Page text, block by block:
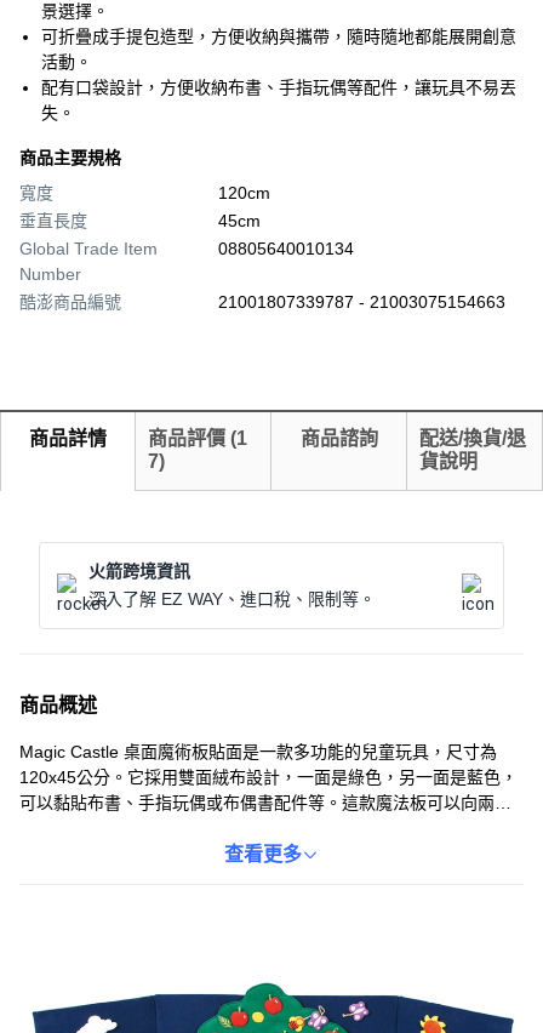
景選擇。
可折疊成手提包造型，方便收納與攜帶，隨時隨地都能展開創意
活動。
配有口袋設計，方便收納布書、手指玩偶等配件，讓玩具不易丟
失。
商品主要規格
寬度
120cm
垂直長度
45cm
Global Trade Item
Number
08805640010134
酷澎商品編號 21001807339787 - 21003075154663
商品詳情 商品評價 (1
7)
商品諮詢
配送/換貨/退
貨說明
火箭跨境資訊
深入了解 EZ WAY、進口稅、限制等。
商品概述
Magic Castle 桌面魔術板貼面是一款多功能的兒童玩具，尺寸為
120x45公分。它採用雙面絨布設計，一面是綠色，另一面是藍色，
可以黏貼布書、手指玩偶或布偶書配件等。這款魔法板可以向兩側
展示。折疊後，它可以像手提包一樣攜帶，非常適合旅行或外出使
查看更多